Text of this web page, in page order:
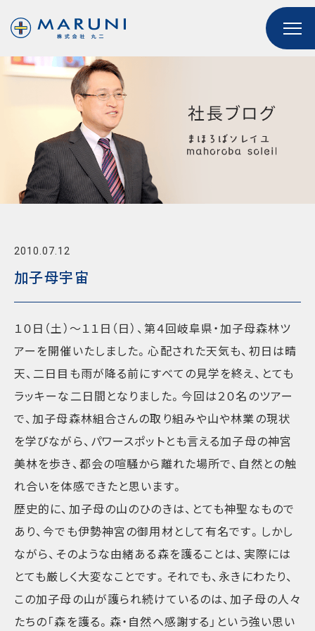
2010.07.12
加子母宇宙
１０日（土）～１１日（日）、第４回岐阜県・加子母森林ツ
アーを開催いたしました。心配された天気も、初日は晴
天、二日目も雨が降る前にすべての見学を終え、とても
ラッキーな二日間となりました。今回は２０名のツアー
で、加子母森林組合さんの取り組みや山や林業の現状
を学びながら、パワースポットとも言える加子母の神宮
美林を歩き、都会の喧騒から離れた場所で、自然との触
れ合いを体感できたと思います。
歴史的に、加子母の山のひのきは、とても神聖なもので
あり、今でも伊勢神宮の御用材として有名です。しかし
ながら、そのような由緒ある森を護ることは、実際には
とても厳しく大変なことです。それでも、永きにわたり、
この加子母の山が護られ続けているのは、加子母の人々
たちの「森を護る。森・自然へ感謝する」という強い思い